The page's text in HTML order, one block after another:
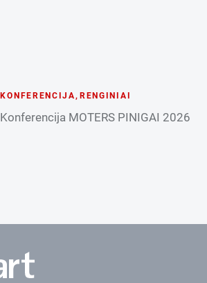
KONFERENCIJA, RENGINIAI
Konferencija MOTERS PINIGAI 2026